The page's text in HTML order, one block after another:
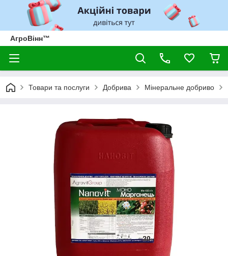
АгроВінн™
Товари та послуги Добрива Мінеральне добриво